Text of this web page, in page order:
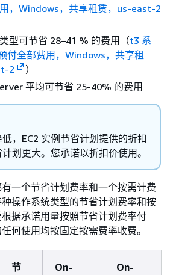
，Windows，共享租赁，us-east-2
型可节省 28–41 % 的费用（t3 系
付全部费用，Windows，共享租
2
）
平均可节省 25-40% 的费用
，EC2 实例节省计划提供的折扣
划更大。您承诺以折扣价使用。
一个节省计划费率和一个按需计费
操作系统类型的节省计划费率和按
据承诺用量按照节省计划费率付
何使用均按固定按需费率收费。
节
On-
On-